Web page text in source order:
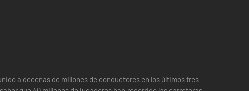
a decenas de millones de conductores en los últimos tres